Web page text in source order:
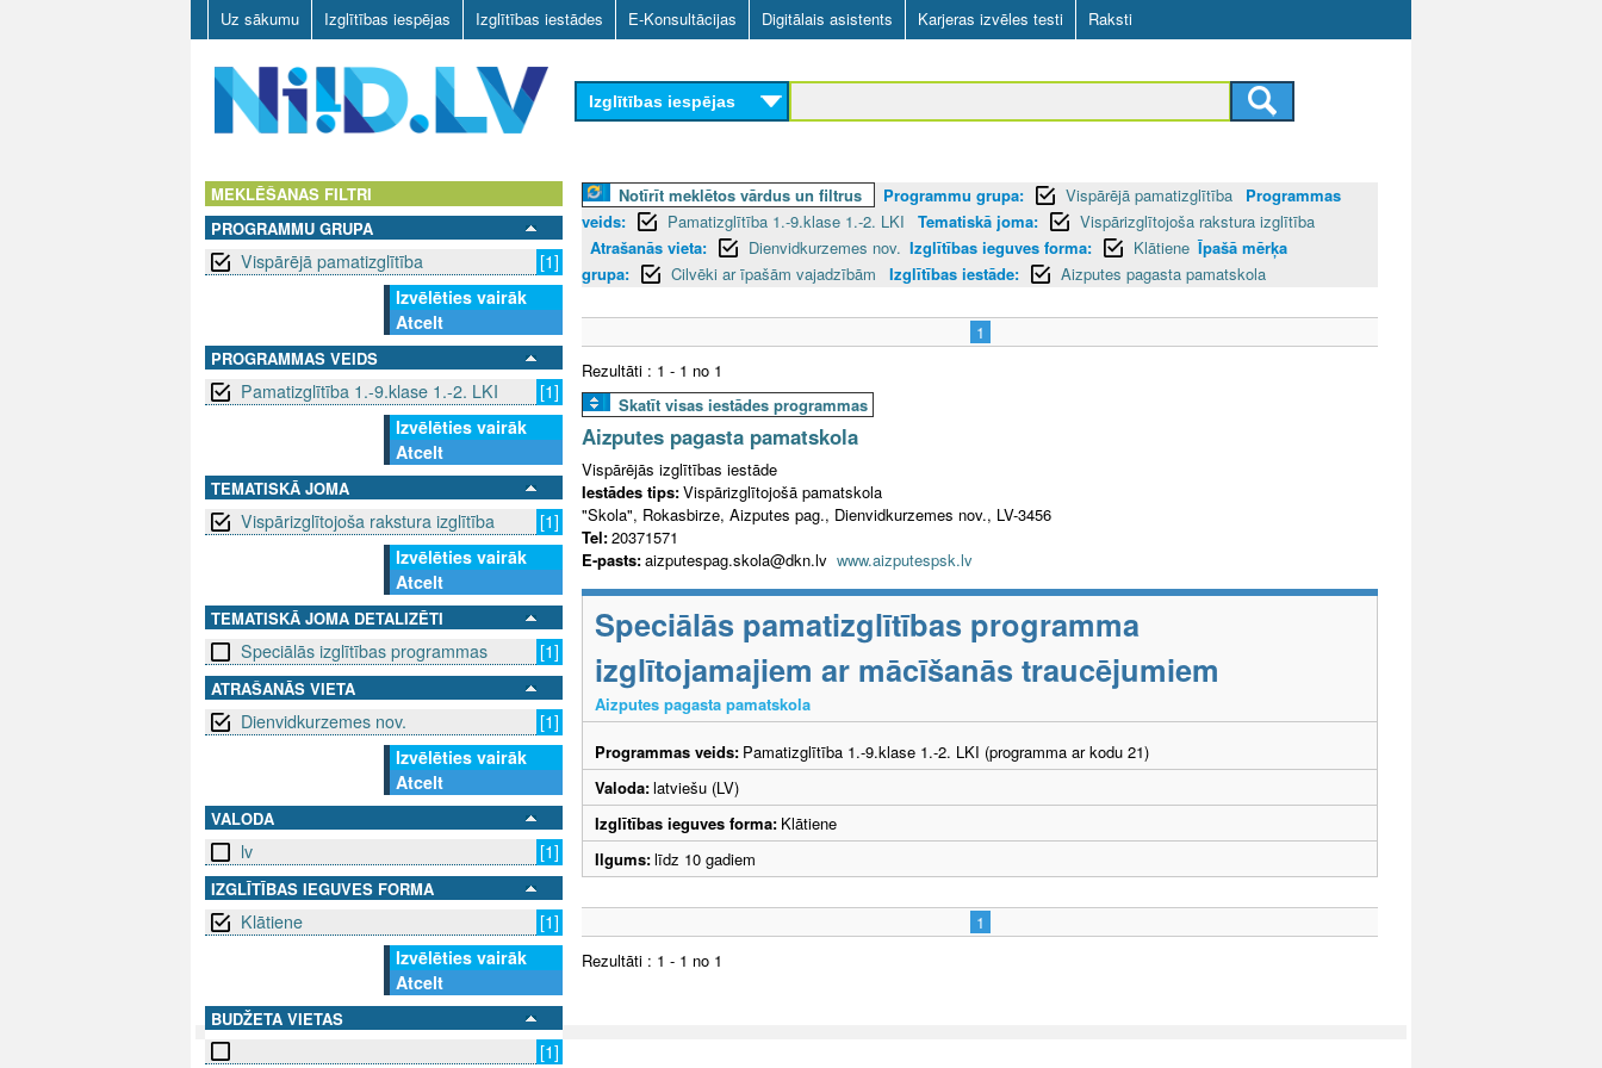
Skip
to
main
content
Uz sākumu Izglītības iespējas Izglītības iestādes E-Konsultācijas Digitālais asistents Karjeras izvēles testi Raksti
Izglītības iespējas
MEKLĒŠANAS FILTRI
PROGRAMMU GRUPA
Vispārējā pamatizglītība
[1]
Izvēlēties vairāk
Atcelt
PROGRAMMAS VEIDS
Pamatizglītība 1.-9.klase 1.-2. LKI
[1]
Izvēlēties vairāk
Atcelt
TEMATISKĀ JOMA
Vispārizglītojoša rakstura izglītība
[1]
Izvēlēties vairāk
Atcelt
TEMATISKĀ JOMA DETALIZĒTI
Speciālās izglītības programmas [1]
ATRAŠANĀS VIETA
Dienvidkurzemes nov.
[1]
Izvēlēties vairāk
Atcelt
VALODA
lv [1]
IZGLĪTĪBAS IEGUVES FORMA
Klātiene
[1]
Izvēlēties vairāk
Atcelt
BUDŽETA VIETAS
[1]
Notīrīt meklētos vārdus un filtrus Programmu grupa: Vispārējā pamatizglītība
Programmas
veids:
Pamatizglītība 1.-9.klase 1.-2. LKI Tematiskā joma:
Vispārizglītojoša rakstura izglītība
Atrašanās vieta:
Dienvidkurzemes nov. Izglītības ieguves forma: Klātiene Īpašā mērķa
grupa:
Cilvēki ar īpašām vajadzībām Izglītības iestāde: Aizputes pagasta pamatskola
1
Rezultāti : 1 - 1 no 1
Skatīt visas iestādes programmas
Aizputes pagasta pamatskola
Vispārējās izglītības iestāde
Iestādes tips:Vispārizglītojošā pamatskola
"Skola", Rokasbirze, Aizputes pag., Dienvidkurzemes nov., LV-3456
Tel:20371571
E-pasts:aizputespag.skola@dkn.lv www.aizputespsk.lv
Speciālās pamatizglītības programma
izglītojamajiem ar mācīšanās traucējumiem
Aizputes pagasta pamatskola
Programmas veids: Pamatizglītība 1.-9.klase 1.-2. LKI (programma ar kodu 21)
Valoda:latviešu (LV)
Izglītības ieguves forma: Klātiene
Ilgums:līdz 10 gadiem
1
Rezultāti : 1 - 1 no 1